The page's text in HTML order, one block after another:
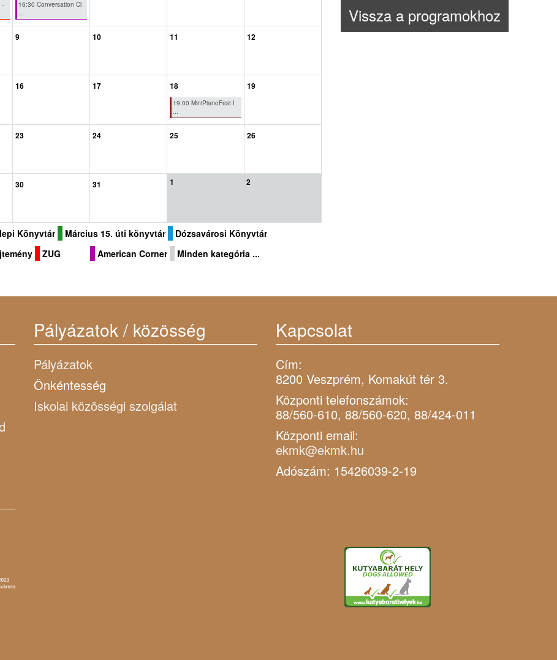
-
16:30 Conversation Cl
...
9 10 11 12
16 17 18
19:00 MiniPianoFest I
...
19
23 24 25 26
30 31 1 2
Könyvtár Március 15. úti könyvtár
Dózsavárosi Könyvtár
ZUG American Corner Minden kategória ...
Vissza a programokhoz
Pályázatok / közösség
Pályázatok
Önkéntesség
Iskolai közösségi szolgálat
Kapcsolat
Cím:
8200 Veszprém, Komakút tér 3.
Központi telefonszámok:
88/560-610, 88/560-620, 88/424-011
Központi email:
ekmk@ekmk.hu
Adószám: 15426039-2-19